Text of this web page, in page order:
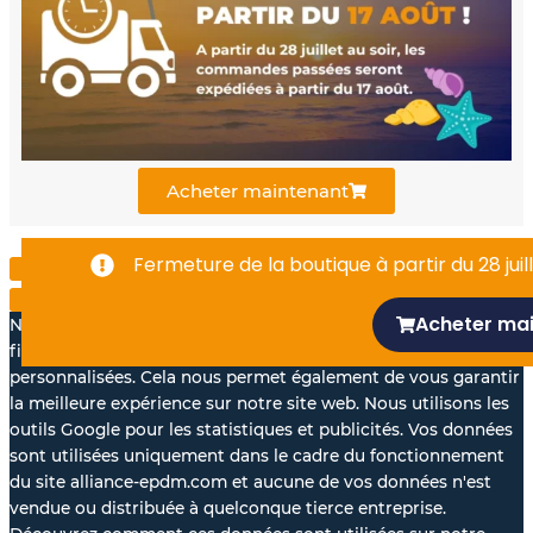
o
o
k
-
b
e
d
i
n
Acheter maintenant
Fermeture de la boutique à partir du 28
Acheter
Nous aimerions avec votre accord, utiliser vos données à des
fins statistiques et pour vous proposer des annonces
personnalisées. Cela nous permet également de vous garantir
la meilleure expérience sur notre site web. Nous utilisons les
outils Google pour les statistiques et publicités. Vos données
sont utilisées uniquement dans le cadre du fonctionnement
du site alliance-epdm.com et aucune de vos données n'est
vendue ou distribuée à quelconque tierce entreprise.